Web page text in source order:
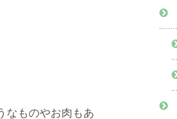
なものやお肉もあ